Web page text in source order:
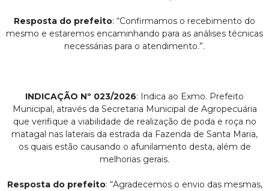
Resposta do prefeito: “Confirmamos o recebimento do
mesmo e estaremos encaminhando para as análises técnicas
necessárias para o atendimento.”.
INDICAÇÃO Nº 023/2026: Indica ao Exmo. Prefeito
Municipal, através da Secretaria Municipal de Agropecuária
que verifique a viabilidade de realização de poda e roça no
matagal nas laterais da estrada da Fazenda de Santa Maria,
os quais estão causando o afunilamento desta, além de
melhorias gerais.
Resposta do prefeito: “Agradecemos o envio das mesmas,